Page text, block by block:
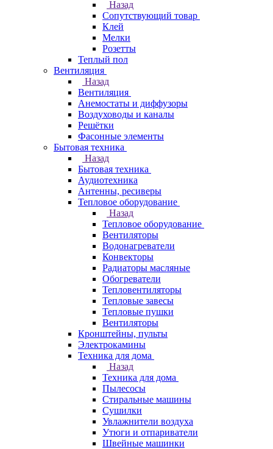
Назад
Сопутствующий товар
Клей
Мелки
Розетты
Теплый пол
Вентиляция
Назад
Вентиляция
Анемостаты и диффузоры
Воздуховоды и каналы
Решётки
Фасонные элементы
Бытовая техника
Назад
Бытовая техника
Аудиотехника
Антенны, ресиверы
Тепловое оборудование
Назад
Тепловое оборудование
Вентиляторы
Водонагреватели
Конвекторы
Радиаторы масляные
Обогреватели
Тепловентиляторы
Тепловые завесы
Тепловые пушки
Вентиляторы
Кронштейны, пульты
Электрокамины
Техника для дома
Назад
Техника для дома
Пылесосы
Стиральные машины
Сушилки
Увлажнители воздуха
Утюги и отпариватели
Швейные машинки